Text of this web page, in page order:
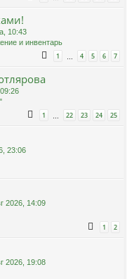
10:43
и инвентарь
1 … 4 5 6 7
1 … 22 23 24 25
23:06
2026, 14:09
1 2
2026, 19:08